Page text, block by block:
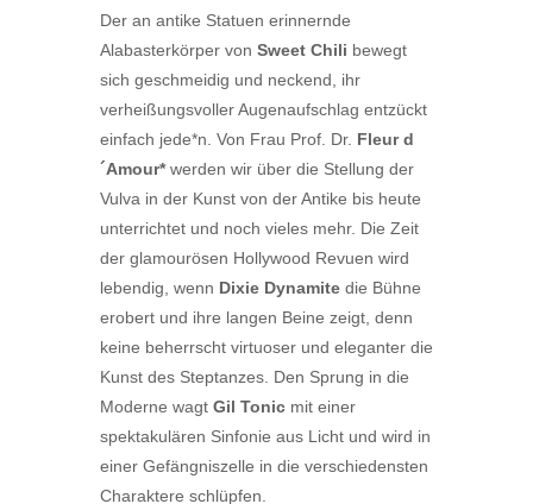
Der an antike Statuen erinnernde
Alabasterkörper von Sweet Chili bewegt
sich geschmeidig und neckend, ihr
verheißungsvoller Augenaufschlag entzückt
einfach jede*n. Von Frau Prof. Dr. Fleur d
´Amour*werden wir über die Stellung der
Vulva in der Kunst von der Antike bis heute
unterrichtet und noch vieles mehr. Die Zeit
der glamourösen Hollywood Revuen wird
lebendig, wenn Dixie Dynamite die Bühne
erobert und ihre langen Beine zeigt, denn
keine beherrscht virtuoser und eleganter die
Kunst des Steptanzes. Den Sprung in die
Moderne wagt Gil Tonic mit einer
spektakulären Sinfonie aus Licht und wird in
einer Gefängniszelle in die verschiedensten
Charaktere schlüpfen.